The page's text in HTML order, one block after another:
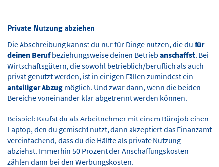
Private Nutzung abziehen
Die Abschreibung kannst du nur für Dinge nutzen, die du für
deinen Berufbeziehungsweise deinen Betrieb anschaffst. Bei
Wirtschaftsgütern, die sowohl betrieblich/beruflich als auch
privat genutzt werden, ist in einigen Fällen zumindest ein
anteiliger Abzug möglich. Und zwar dann, wenn die beiden
Bereiche voneinander klar abgetrennt werden können.
Beispiel: Kaufst du als Arbeitnehmer mit einem Bürojob einen
Laptop, den du gemischt nutzt, dann akzeptiert das Finanzamt
vereinfachend, dass du die Hälfte als private Nutzung
abziehst. Immerhin 50 Prozent der Anschaffungskosten
zählen dann bei den Werbungskosten.